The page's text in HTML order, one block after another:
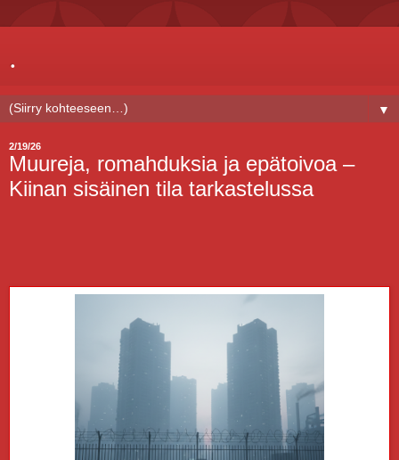
.
▼
2/19/26
Muureja, romahduksia ja epätoivoa –
Kiinan sisäinen tila tarkastelussa